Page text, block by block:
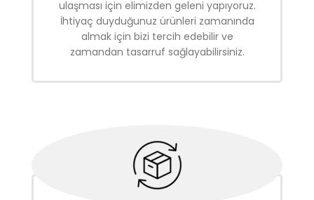
ulaşması için elimizden geleni yapıyoruz.
İhtiyaç duyduğunuz ürünleri zamanında
almak için bizi tercih edebilir ve
zamandan tasarruf sağlayabilirsiniz.